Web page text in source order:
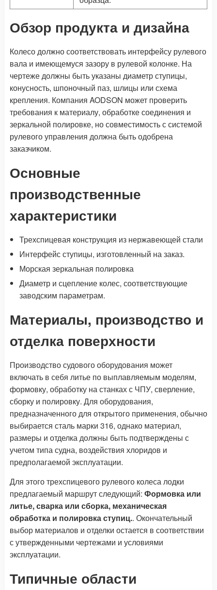
Обзор продукта и дизайна
Колесо должно соответствовать интерфейсу рулевого
вала и имеющемуся зазору в рулевой колонке. На
чертеже должны быть указаны диаметр ступицы,
конусность, шпоночный паз, шлицы или схема
крепления. Компания AODSON может проверить
требования к материалу, обработке соединения и
зеркальной полировке, но совместимость с системой
рулевого управления должна быть одобрена
заказчиком.
Основные
производственные
характеристики
Трехспицевая конструкция из нержавеющей стали
Интерфейс ступицы, изготовленный на заказ.
Морская зеркальная полировка
Диаметр и сцепление колес, соответствующие
заводским параметрам.
Материалы, производство и
отделка поверхности
Производство судового оборудования может
включать в себя литье по выплавляемым моделям,
формовку, обработку на станках с ЧПУ, сверление,
сборку и полировку. Для оборудования,
предназначенного для открытого применения, обычно
выбирается сталь марки 316, однако материал,
размеры и отделка должны быть подтверждены с
учетом типа судна, воздействия хлоридов и
предполагаемой эксплуатации.
Для этого трехспицевого рулевого колеса лодки
предлагаемый маршрут следующий: Формовка или
литье, сварка или сборка, механическая
обработка и полировка ступиц.. Окончательный
выбор материалов и отделки остается в соответствии
с утвержденными чертежами и условиями
эксплуатации.
Типичные области